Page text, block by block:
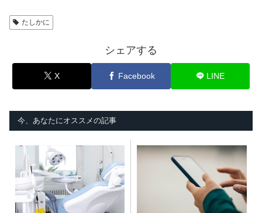
たしかに
シェアする
X Facebook LINE
今、あなたにオススメの記事